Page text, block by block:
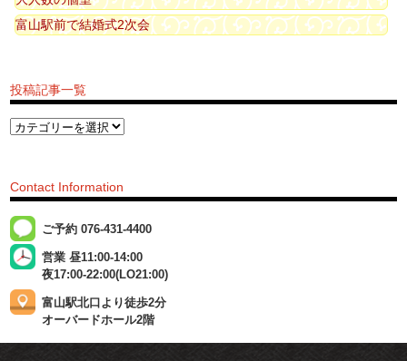
富山駅前で結婚式2次会
投稿記事一覧
Contact Information
ご予約 076-431-4400
営業 昼11:00-14:00
夜17:00-22:00(LO21:00)
富山駅北口より徒歩2分
オーバードホール2階